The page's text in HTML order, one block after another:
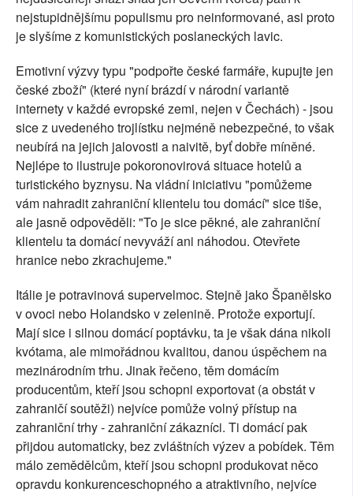
nejstupidnějšímu populismu pro neinformované, asi proto
je slyšíme z komunistických poslaneckých lavic.
Emotivní výzvy typu "podpořte české farmáře, kupujte jen
české zboží" (které nyní brázdí v národní variantě
internety v každé evropské zemi, nejen v Čechách) - jsou
sice z uvedeného trojlístku nejméně nebezpečné, to však
neubírá na jejich jalovosti a naivitě, byť dobře míněné.
Nejlépe to ilustruje pokoronovirová situace hotelů a
turistického byznysu. Na vládní iniciativu "pomůžeme
vám nahradit zahraniční klientelu tou domácí" sice tiše,
ale jasně odpověděli: "To je sice pěkné, ale zahraniční
klientelu ta domácí nevyváží ani náhodou. Otevřete
hranice nebo zkrachujeme."
Itálie je potravinová supervelmoc. Stejně jako Španělsko
v ovoci nebo Holandsko v zelenině. Protože exportují.
Mají sice i silnou domácí poptávku, ta je však dána nikoli
kvótama, ale mimořádnou kvalitou, danou úspěchem na
mezinárodním trhu. Jinak řečeno, těm domácím
producentům, kteří jsou schopni exportovat (a obstát v
zahraničí soutěži) nejvíce pomůže volný přístup na
zahraniční trhy - zahraniční zákazníci. Ti domácí pak
přijdou automaticky, bez zvláštních výzev a pobídek. Těm
málo zemědělcům, kteří jsou schopni produkovat něco
opravdu konkurenceschopného a atraktivního, nejvíce